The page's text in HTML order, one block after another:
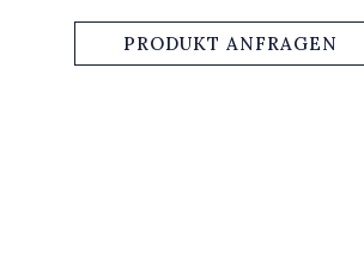
PRODUKT ANFRAGEN